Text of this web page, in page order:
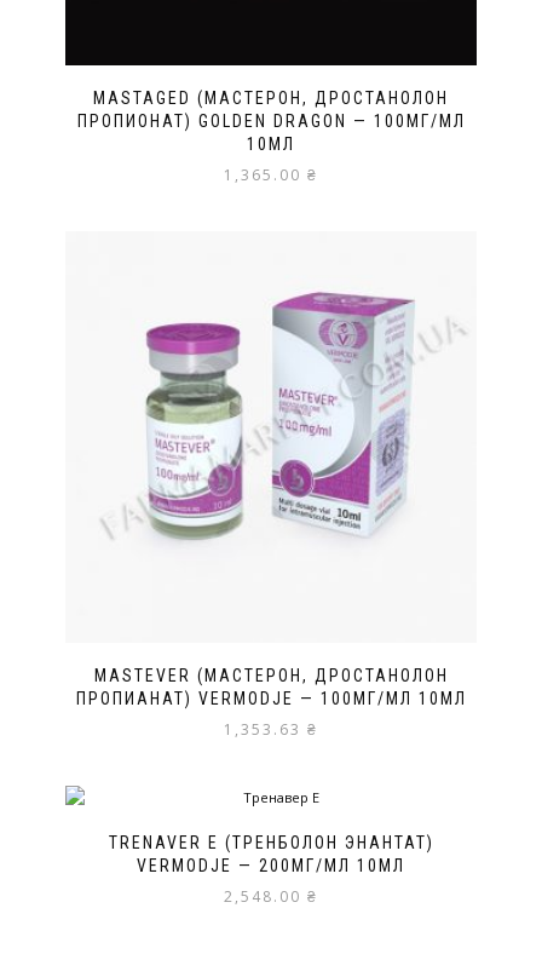
MASTAGED (МАСТЕРОН, ДРОСТАНОЛОН
ПРОПИОНАТ) GOLDEN DRAGON — 100МГ/МЛ
10МЛ
1,365.00 ₴
MASTEVER (МАСТЕРОН, ДРОСТАНОЛОН
ПРОПИАНАТ) VERMODJE — 100МГ/МЛ 10МЛ
1,353.63 ₴
TRENAVER E (ТРЕНБОЛОН ЭНАНТАТ)
VERMODJE — 200МГ/МЛ 10МЛ
2,548.00 ₴